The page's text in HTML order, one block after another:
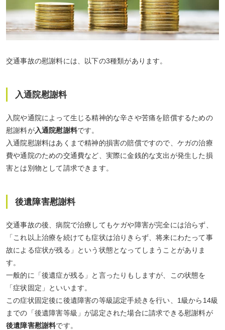
交通事故の慰謝料には、以下の3種類があります。
入通院慰謝料
入院や通院によって生じる精神的な辛さや苦痛を賠償するための
慰謝料が入通院慰謝料です。
入通院慰謝料はあくまで精神的損害の賠償ですので、ケガの治療
費や通院のための交通費など、実際に金銭的な支出が発生した損
害とは別物として請求できます。
後遺障害慰謝料
交通事故の後、病院で治療してもケガや障害が完全には治らず、
「これ以上治療を続けても症状は治りきらず、将来にわたって事
故による症状が残る」という状態となってしまうことがありま
す。
一般的に「後遺症が残る」と言ったりもしますが、この状態を
「症状固定」といいます。
この症状固定後に後遺障害の等級認定手続きを行い、1級から14級
までの「後遺障害等級」が認定された場合に請求できる慰謝料が
後遺障害慰謝料です。